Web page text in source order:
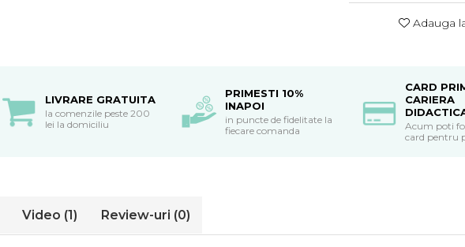
Adauga
LIVRARE GRATUITA
la comenzile peste 200
lei la domiciliu
PRIMESTI 10%
INAPOI
in puncte de fidelitate la
fiecare comanda
CARD
CARIERA
Acum poti
card pentru
Video (1) Review-uri (0)